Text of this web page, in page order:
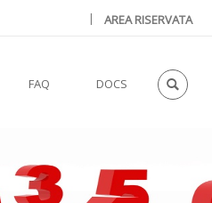
| AREA RISERVATA
FAQ DOCS